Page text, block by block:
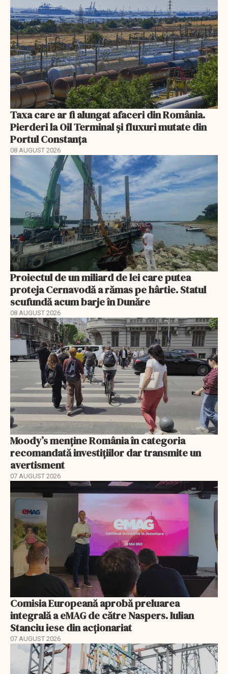
Taxa care ar fi alungat afaceri din România.
Pierderi la Oil Terminal și fluxuri mutate din
Portul Constanța
08 AUGUST 2026
Proiectul de un miliard de lei care putea
proteja Cernavodă a rămas pe hârtie. Statul
scufundă acum barje în Dunăre
08 AUGUST 2026
Moody’s menține România în categoria
recomandată investițiilor dar transmite un
avertisment
07 AUGUST 2026
Comisia Europeană aprobă preluarea
integrală a eMAG de către Naspers. Iulian
Stanciu iese din acționariat
07 AUGUST 2026